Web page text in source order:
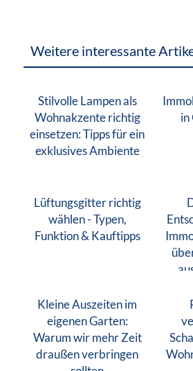
Weitere interessante
Stilvolle Lampen als
Wohnakzente richtig
einsetzen: Tipps für ein
exklusives Ambiente
in
Lüftungsgitter richtig
wählen - Typen,
Funktion & Kauftipps
Kleine Auszeiten im
eigenen Garten:
Warum wir mehr Zeit
draußen verbringen